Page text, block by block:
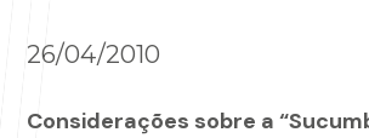
26/04/2010
Considerações sobre a